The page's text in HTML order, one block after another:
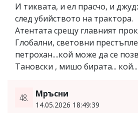
И тиквата, и ел прасчо, и
след убийството на трактора.
Атентата срещу главният
Глобални, световни
петрохан....кой може да се
Тановски , мишо бирата... кой...
48. Мръсни
14.05.2026 18:49:39